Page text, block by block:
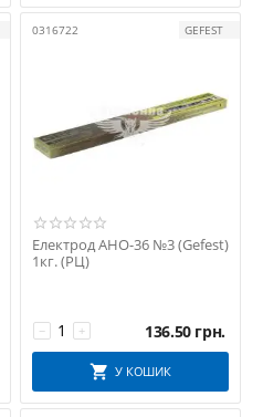
0316722 GEFEST
Електрод АНО-36 №3 (Gefest)
1кг. (РЦ)
+
− 136.50 грн.
У КОШИК